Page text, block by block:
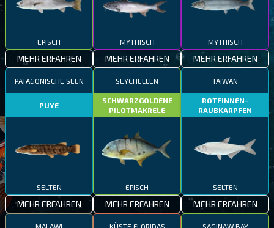
EPISCH
MEHR ERFAHREN
MYTHISCH
MEHR ERFAHREN
MYTHISCH
MEHR ERFAHREN
PATAGONISCHE SEEN
PUYE
SELTEN
MEHR ERFAHREN
SEYCHELLEN
SCHWARZGOLDENE
PILOTMAKRELE
EPISCH
MEHR ERFAHREN
TAIWAN
ROTFINNEN-
RAUBKARPFEN
SELTEN
MEHR ERFAHREN
MALAWI KÜSTE FLORIDAS SAGINAW BAY